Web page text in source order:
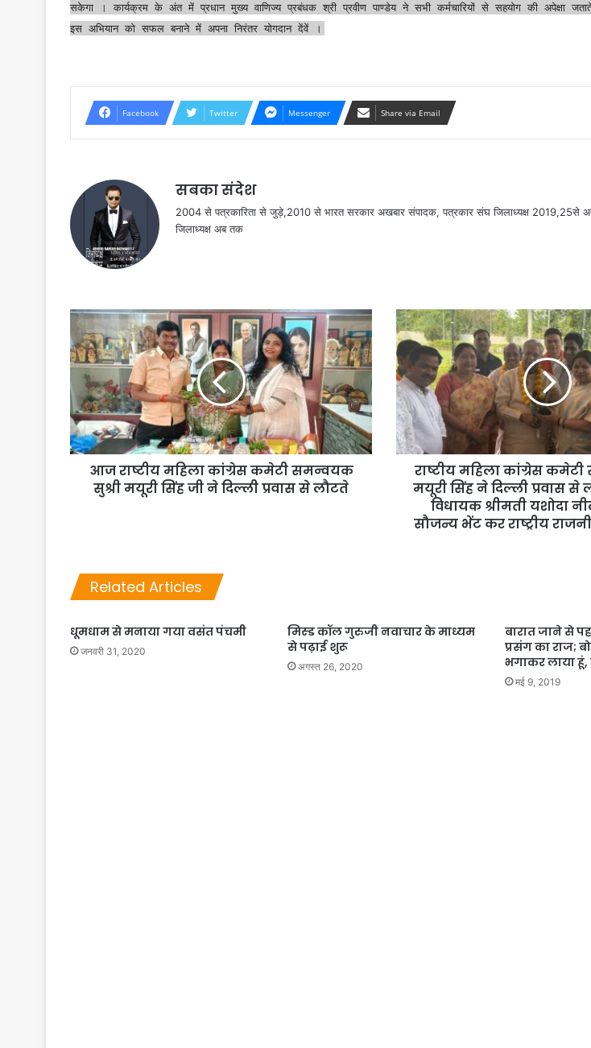
सकेगा । कार्यक्रम के अंत में प्रधान मुख्य वाणिज्य प्रबंधक श्री प्रवीण पाण्डेय ने सभी कर्मचारियों से सहयोग की अपेक्षा
इस अभियान को सफल बनाने में अपना निरंतर योगदान देंवें ।
Facebook Twitter Messenger Share via Email
सबका संदेश
2004 से पत्रकारिता से जुड़े,2010 से भारत सरकार अखबार संपादक, पत्रकार संघ जिलाध्यक्ष
जिलाध्यक्ष अब तक
आज राष्टीय महिला कांग्रेस कमेटी समन्वयक
सुश्री मयूरी सिंह जी ने दिल्ली प्रवास से लौटते
राष्टीय महिला कांग्रेस
मयूरी सिंह ने दिल्ली प्रवास से
विधायक श्रीमती यशोदा
सौजन्य भेंट कर राष्ट्रीय
Related Articles
धूमधाम से मनाया गया वसंत पंचमी
जनवरी 31, 2020
मिस्ड कॉल गुरुजी नवाचार के माध्यम
से पढ़ाई शुरू
अगस्त 26, 2020
बारात जाने से
प्रसंग का राज;
भगाकर लाया
मई 9, 2019